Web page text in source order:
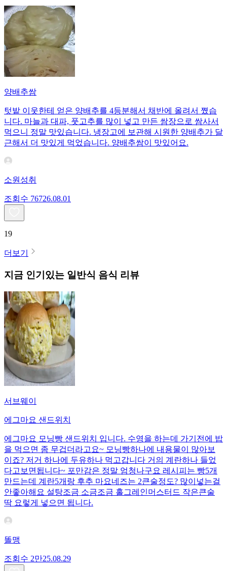
양배추쌈
텃밭 이웃한테 얻은 양배추를 4등분해서 채반에 올려서 쪘습
니다. 마늘과 대파, 풋고추를 많이 넣고 만든 쌈장으로 쌈사서
먹으니 정말 맛있습니다. 냉장고에 보관해 시원한 양배추가 달
근해서 더 맛있게 먹었습니다. 양배추쌈이 맛있어요.
소원성취
조회수 76726.08.01
19
더보기
지금 인기있는 일반식 음식 리뷰
서브웨이
에그마요 샌드위치
에그마요 모닝빵 샌드위치 입니다. 수영을 하는데 가기전에 밥
을 먹으면 좀 무겁더라고요~ 모닝빵하나에 내용물이 많아보
이죠? 저거 하나에 두유하나 먹고갑니다 거의 계란하나 들었
다고보면됩니다~ 포만감은 정말 엄청나구요 레시피는 빵5개
만드는데 계란5개랑 후추 마요네즈는 2큰술정도? 많이넣는걸
안좋아해요 설탕조금 소금조금 홀그레인머스터드 작은큰술
딱 요렇게 넣으면 됩니다.
똘맹
조회수 2만25.08.29